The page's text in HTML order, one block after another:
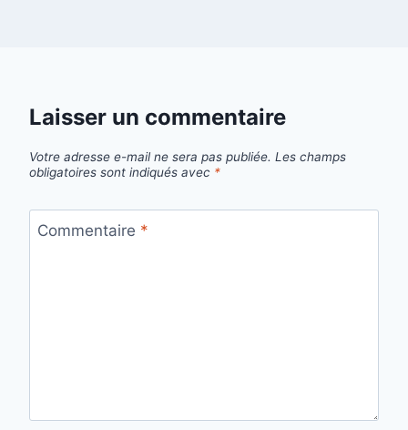
Laisser un commentaire
Votre adresse e-mail ne sera pas publiée. Les champs
obligatoires sont indiqués avec *
Commentaire *